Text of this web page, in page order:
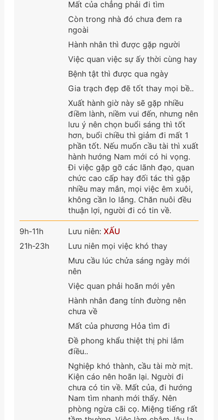
Mất của chẳng phải đi tìm
Còn trong nhà đó chưa đem ra
ngoài
Hành nhân thì được gặp người
Việc quan việc sự ấy thời cùng hay
Bệnh tật thì được qua ngày
Gia trạch đẹp đẽ tốt thay mọi bề..
Xuất hành giờ này sẽ gặp nhiều
điềm lành, niềm vui đến, nhưng nên
lưu ý nên chọn buổi sáng thì tốt
hơn, buổi chiều thì giảm đi mất 1
phần tốt. Nếu muốn cầu tài thì xuất
hành hướng Nam mới có hi vọng.
Đi việc gặp gỡ các lãnh đạo, quan
chức cao cấp hay đối tác thì gặp
nhiều may mắn, mọi việc êm xuôi,
không cần lo lắng. Chăn nuôi đều
thuận lợi, người đi có tin về.
9h-11h
21h-23h
Lưu niên: XẤU
Lưu niên mọi việc khó thay
Mưu cầu lúc chửa sáng ngày mới
nên
Việc quan phải hoãn mới yên
Hành nhân đang tính đường nên
chưa về
Mất của phương Hỏa tìm đi
Đề phong khẩu thiệt thị phi lắm
điều..
Nghiệp khó thành, cầu tài mờ mịt.
Kiện cáo nên hoãn lại. Người đi
chưa có tin về. Mất của, đi hướng
Nam tìm nhanh mới thấy. Nên
phòng ngừa cãi cọ. Miệng tiếng rất